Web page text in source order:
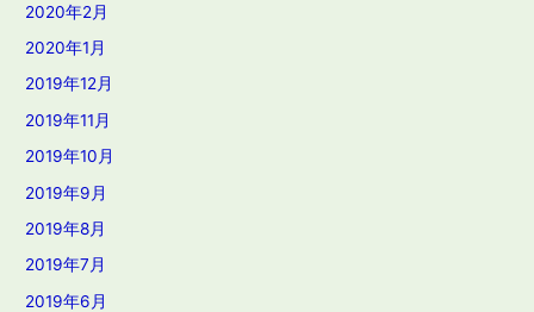
2020年2月
2020年1月
2019年12月
2019年11月
2019年10月
2019年9月
2019年8月
2019年7月
2019年6月